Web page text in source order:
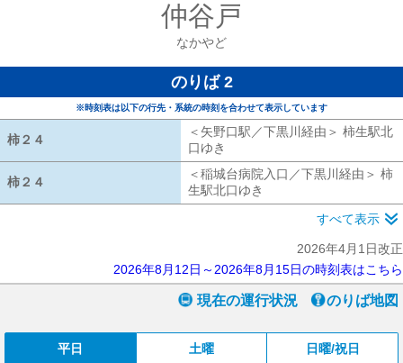
仲谷戸
なかやど
のりば 2
※時刻表は以下の行先・系統の時刻を合わせて表示しています
柿２４
＜矢野口駅／下黒川経由＞ 柿生駅北
口ゆき
柿２４
＜稲城台病院入口／下黒川経由＞ 柿
生駅北口ゆき
すべて表示
2026年4月1日改正
2026年8月12日～2026年8月15日の時刻表はこちら
現在の運行状況 のりば地図
平日 土曜 日曜/祝日